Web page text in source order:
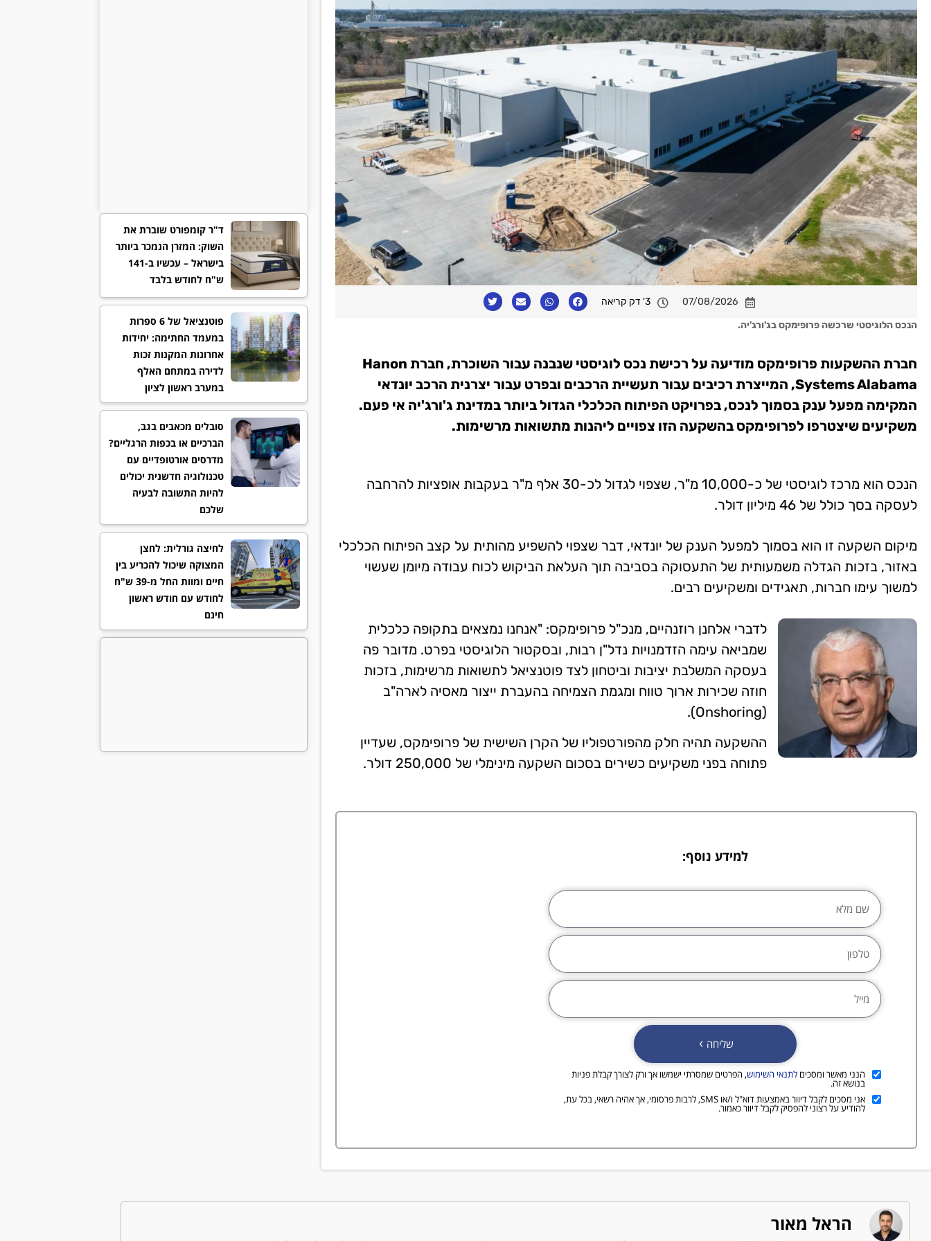
07/08/2026
3' דק קריאה
הנכס הלוגיסטי שרכשה פרופימקס בג'ורג'יה.
חברת ההשקעות פרופימקס מודיעה על רכישת נכס לוגיסטי שנבנה עבור השוכרת, חברת Hanon
Systems Alabama, המייצרת רכיבים עבור תעשיית הרכבים ובפרט עבור יצרנית הרכב יונדאי
המקימה מפעל ענק בסמוך לנכס, בפרויקט הפיתוח הכלכלי הגדול ביותר במדינת ג'ורג'יה אי פעם.
משקיעים שיצטרפו לפרופימקס בהשקעה הזו צפויים ליהנות מתשואות מרשימות.
הנכס הוא מרכז לוגיסטי של כ-10,000 מ"ר, שצפוי לגדול לכ-30 אלף מ"ר בעקבות אופציות להרחבה
לעסקה בסך כולל של 46 מיליון דולר.
מיקום השקעה זו הוא בסמוך למפעל הענק של יונדאי, דבר שצפוי להשפיע מהותית על קצב הפיתוח הכלכלי
באזור, בזכות הגדלה משמעותית של התעסוקה בסביבה תוך העלאת הביקוש לכוח עבודה מיומן שעשוי
למשוך עימו חברות, תאגידים ומשקיעים רבים.
לדברי אלחנן רוזנהיים, מנכ"ל פרופימקס: "אנחנו נמצאים בתקופה כלכלית
שמביאה עימה הזדמנויות נדל"ן רבות, ובסקטור הלוגיסטי בפרט. מדובר פה
בעסקה המשלבת יציבות וביטחון לצד פוטנציאל לתשואות מרשימות, בזכות
חוזה שכירות ארוך טווח ומגמת הצמיחה בהעברת ייצור מאסיה לארה"ב
(Onshoring).
ההשקעה תהיה חלק מהפורטפוליו של הקרן השישית של פרופימקס, שעדיין
פתוחה בפני משקיעים כשירים בסכום השקעה מינימלי של 250,000 דולר.
למידע נוסף:
הנני מאשר ומסכים לתנאי השימוש, הפרטים שמסרתי ישמשו אך ורק לצורך קבלת פניות
בנושא זה.
אני מסכים לקבל דיוור באמצעות דוא"ל ו/או SMS, לרבות פרסומי, אך אהיה רשאי, בכל עת,
להודיע על רצוני להפסיק לקבל דיוור כאמור.
שליחה
ד"ר קומפורט שוברת את
השוק: המזרן הנמכר ביותר
בישראל – עכשיו ב-141
ש"ח לחודש בלבד
פוטנציאל של 6 ספרות
במעמד החתימה: יחידות
אחרונות המקנות זכות
לדירה במתחם האלף
במערב ראשון לציון
סובלים מכאבים בגב,
הברכיים או בכפות הרגליים?
מדרסים אורטופדיים עם
טכנולוגיה חדשנית יכולים
להיות התשובה לבעיה
שלכם
לחיצה גורלית: לחצן
המצוקה שיכול להכריע בין
חיים ומוות החל מ-39 ש"ח
לחודש עם חודש ראשון
חינם
הראל מאור